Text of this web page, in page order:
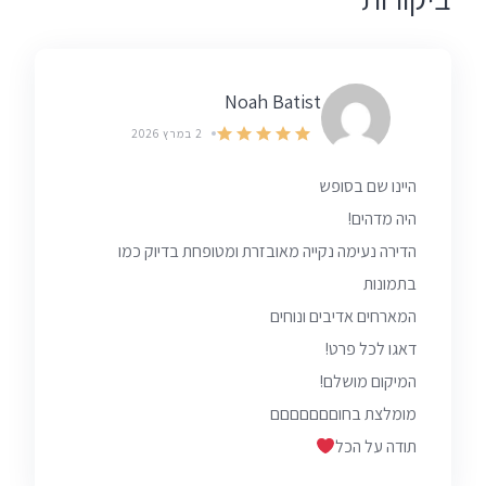
Noah Batist
2 במרץ 2026
היינו שם בסופש
היה מדהים!
הדירה נעימה נקייה מאובזרת ומטופחת בדיוק כמו
בתמונות
המארחים אדיבים ונוחים
דאגו לכל פרט!
המיקום מושלם!
מומלצת בחוםםםםםםם
תודה על הכל